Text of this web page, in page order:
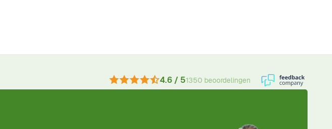
4.6 / 51350 beoordelingen